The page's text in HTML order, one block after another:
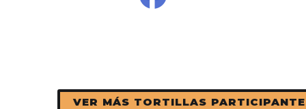
VER MÁS TORTILLAS